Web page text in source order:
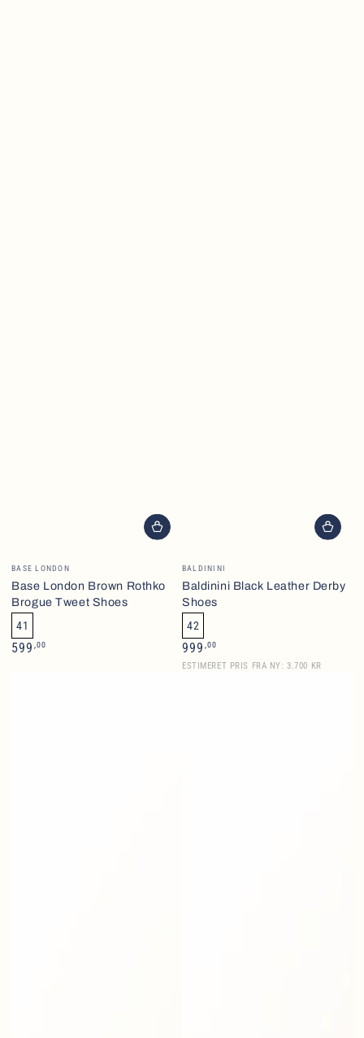
Brand
BASE LONDON
Base London Brown Rothko
Brogue Tweet Shoes
41
Normalpris
599 ,00
Brand
BALDININI
Baldinini Black Leather Derby
Shoes
42
Normalpris
999 ,00
ESTIMERET PRIS FRA NY: 3.700 KR